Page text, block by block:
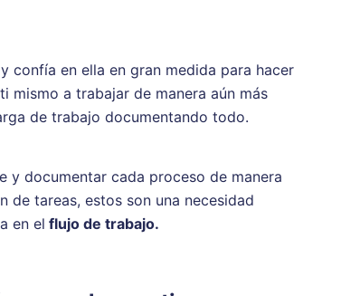
confía en ella en gran medida para hacer
mismo a trabajar de manera aún más
de trabajo documentando todo.
y documentar cada proceso de manera
tareas, estos son una necesidad
en el flujo de trabajo.